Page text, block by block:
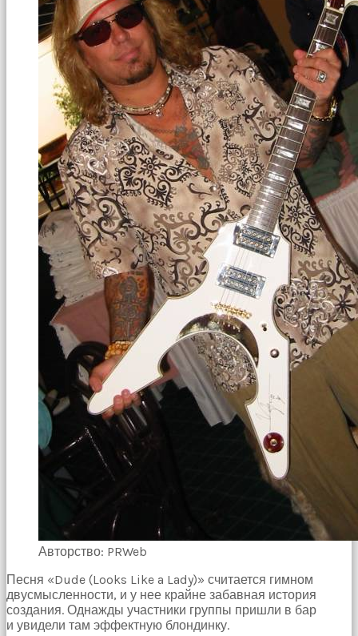
Авторство: PRWeb
Песня «Dude (Looks Like a Lady)» считается гимном
двусмысленности, и у нее крайне забавная история
создания. Однажды участники группы пришли в бар
и увидели там эффектную блондинку.